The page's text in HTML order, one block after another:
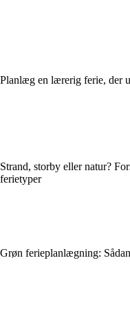
Planlæg en lærerig ferie, der
Strand, storby eller natur?
ferietyper
Grøn ferieplanlægning: